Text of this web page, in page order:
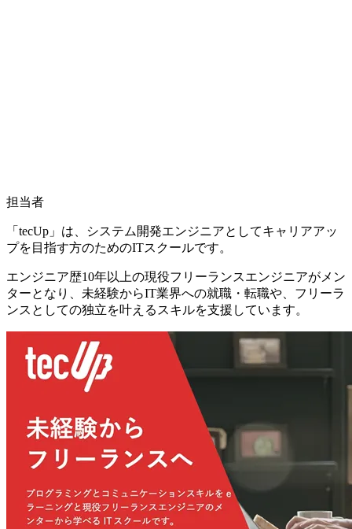
担当者
「tecUp」は、システム開発エンジニアとしてキャリアアッ
プを目指す方のためのITスクールです。
エンジニア歴10年以上の現役フリーランスエンジニアがメン
ターとなり、未経験からIT業界への就職・転職や、フリーラ
ンスとしての独立を叶えるスキルを支援 しています。